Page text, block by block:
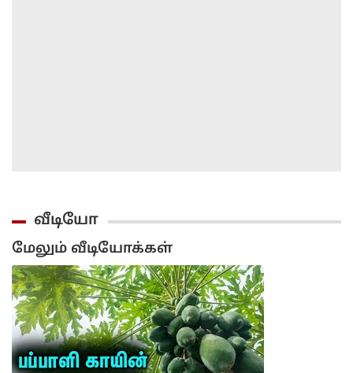
வீடியோ
மேலும் வீடியோக்கள்